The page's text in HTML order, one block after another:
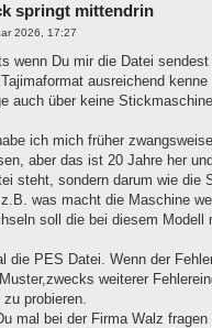
springt mittendrin
2026, 17:27
wenn Du mir die Datei
ausreichend
auch über keine
ich mich früher
aber das ist 20 Jahre her
steht, sondern darum wie die
was macht die Maschine
soll die bei diesem Modell
die PES Datei. Wenn der
weiterer
probieren.
mal bei der Firma Walz